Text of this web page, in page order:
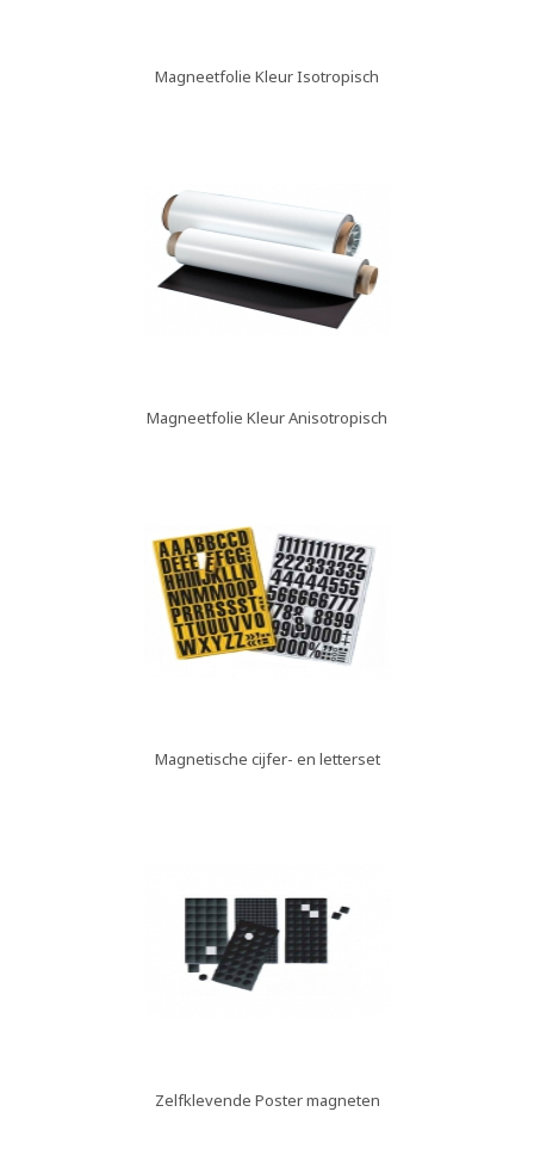
Magneetfolie Kleur Isotropisch
Magneetfolie Kleur Anisotropisch
Magnetische cijfer- en letterset
Zelfklevende Poster magneten